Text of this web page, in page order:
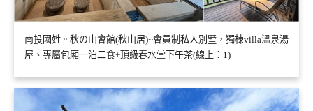
南投國姓。秋の山會館(秋山居)~會員制私人別墅，獨棟villa溫泉湯
屋、專屬包廂一泊二食+頂級春水堂下午茶(線上：1)